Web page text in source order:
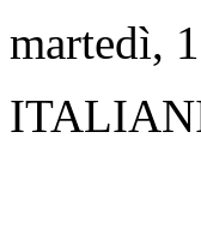
martedì,